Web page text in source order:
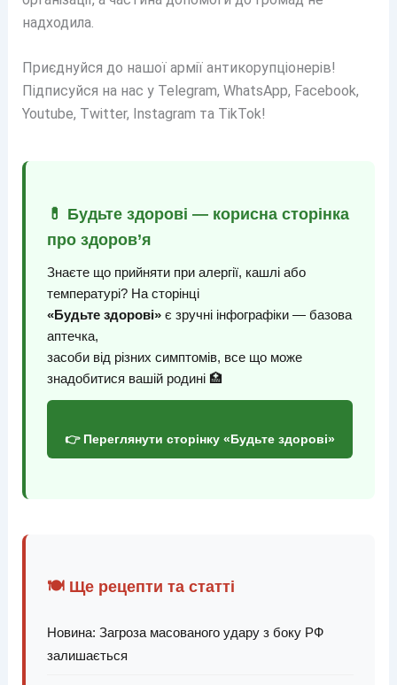
надходила.
Приєднуйся до нашої армії антикорупціонерів!
Підписуйся на нас у Telegram, WhatsApp, Facebook,
Youtube, Twitter, Instagram та TikTok!
💊 Будьте здорові — корисна сторінка
про здоров’я
Знаєте що прийняти при алергії, кашлі або
температурі? На сторінці
«Будьте здорові»є зручні інфографіки — базова
аптечка,
засоби від різних симптомів, все що може
знадобитися вашій родині 🏥
👉 Переглянути сторінку «Будьте здорові»
🍽️ Ще рецепти та статті
Новина: Загроза масованого удару з боку РФ
залишається